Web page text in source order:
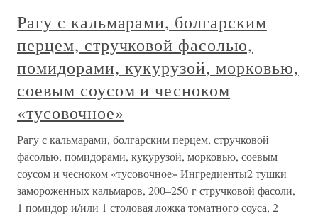
Рагу с кальмарами, болгарским
перцем, стручковой фасолью,
помидорами, кукурузой, морковью,
соевым соусом и чесноком
«тусовочное»
Рагу с кальмарами, болгарским перцем, стручковой
фасолью, помидорами, кукурузой, морковью, соевым
соусом и чесноком «тусовочное» Ингредиенты2 тушки
замороженных кальмаров, 200–250 г стручковой фасоли,
1 помидор и/или 1 столовая ложка томатного соуса, 2